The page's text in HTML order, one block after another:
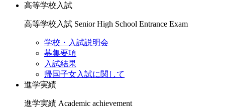
高等学校入試
高等学校入試 Senior High School Entrance Exam
学校・入試説明会
募集要項
入試結果
帰国子女入試に関して
進学実績
進学実績 Academic achievement